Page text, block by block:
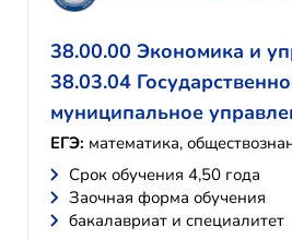
38.00.00 Экономика и
38.03.04
муниципальное
ЕГЭ: математика,
Cрок обучения 4,50 года
Заочная форма обучения
бакалавриат и специалитет